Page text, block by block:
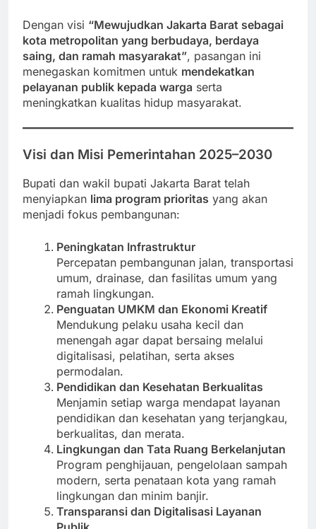
Dengan visi “Mewujudkan Jakarta Barat sebagai
kota metropolitan yang berbudaya, berdaya
saing, dan ramah masyarakat”, pasangan ini
menegaskan komitmen untuk mendekatkan
pelayanan publik kepada warga serta
meningkatkan kualitas hidup masyarakat.
Visi dan Misi Pemerintahan 2025–2030
Bupati dan wakil bupati Jakarta Barat telah
menyiapkan lima program prioritas yang akan
menjadi fokus pembangunan:
Peningkatan Infrastruktur
Percepatan pembangunan jalan, transportasi
umum, drainase, dan fasilitas umum yang
ramah lingkungan.
Penguatan UMKM dan Ekonomi Kreatif
Mendukung pelaku usaha kecil dan
menengah agar dapat bersaing melalui
digitalisasi, pelatihan, serta akses
permodalan.
Pendidikan dan Kesehatan Berkualitas
Menjamin setiap warga mendapat layanan
pendidikan dan kesehatan yang terjangkau,
berkualitas, dan merata.
Lingkungan dan Tata Ruang Berkelanjutan
Program penghijauan, pengelolaan sampah
modern, serta penataan kota yang ramah
lingkungan dan minim banjir.
Transparansi dan Digitalisasi Layanan